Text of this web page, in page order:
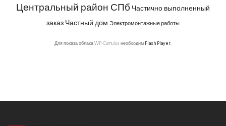
Центральный район СПб Частично выполненный
заказ Частный дом Электромонтажные работы
Для показа облака WP-Cumulus необходим Flash Player